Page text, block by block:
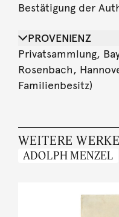
Bestätigung der
PROVENIENZ
Privatsammlung,
Rosenbach,
Familienbesitz)
WEITERE
ADOLPH MENZEL